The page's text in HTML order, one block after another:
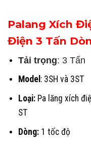
Palang Xích
Điện 3 Tấn
Tải trọng: 3 Tấn
Model : 3SH và 3ST
Loại:Pa lăng xích
ST
Dòng:1 tốc độ